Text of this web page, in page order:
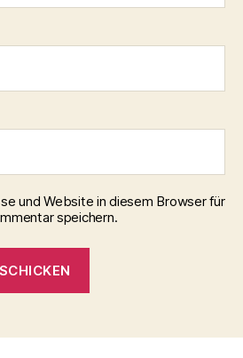
und Website in diesem Browser für
speichern.